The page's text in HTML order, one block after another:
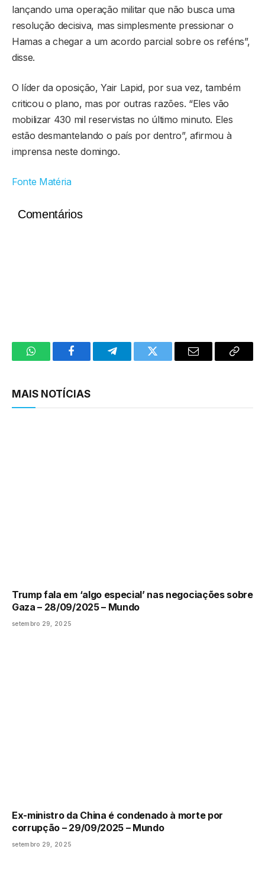
lançando uma operação militar que não busca uma
resolução decisiva, mas simplesmente pressionar o
Hamas a chegar a um acordo parcial sobre os reféns”,
disse.
O líder da oposição, Yair Lapid, por sua vez, também
criticou o plano, mas por outras razões. “Eles vão
mobilizar 430 mil reservistas no último minuto. Eles
estão desmantelando o país por dentro”, afirmou à
imprensa neste domingo.
Fonte Matéria
Comentários
WhatsAppFacebookTelegramTwitter Email
Copy
MAIS NOTÍCIAS
Trump fala em ‘algo especial’ nas negociações sobre
Gaza – 28/09/2025 – Mundo
setembro 29, 2025
Ex-ministro da China é condenado à morte por
corrupção – 29/09/2025 – Mundo
setembro 29, 2025